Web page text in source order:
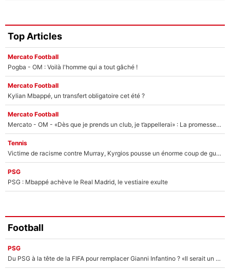
Top Articles
Mercato Football
Pogba - OM : Voilà l'homme qui a tout gâché !
Mercato Football
Kylian Mbappé, un transfert obligatoire cet été ?
Mercato Football
Mercato - OM - «Dès que je prends un club, je t’appellerai» : La promesse de Marcelino au moment de claquer la porte
Tennis
Victime de racisme contre Murray, Kyrgios pousse un énorme coup de gueule !
PSG
PSG : Mbappé achève le Real Madrid, le vestiaire exulte
Football
PSG
Du PSG à la tête de la FIFA pour remplacer Gianni Infantino ? «Il serait un mauvais président», le patron de la Liga s'attaque à Nasser Al-Khelaïfi !